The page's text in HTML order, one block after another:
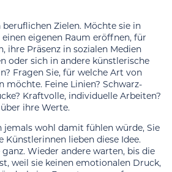
beruflichen Zielen. Möchte sie in
eigenen Raum eröffnen, für
ihre Präsenz in sozialen Medien
oder sich in andere künstlerische
Fragen Sie, für welche Art von
möchte. Feine Linien? Schwarz-
Kraftvolle, individuelle Arbeiten?
ihre Werte.
jemals wohl damit fühlen würde, Sie
Künstlerinnen lieben diese Idee.
Wieder andere warten, bis die
weil sie keinen emotionalen Druck,